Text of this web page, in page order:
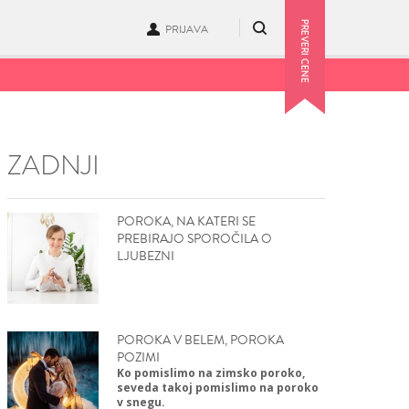
PRIJAVA
ZADNJI
POROKA, NA KATERI SE
PREBIRAJO SPOROČILA O
LJUBEZNI
POROKA V BELEM, POROKA
POZIMI
Ko pomislimo na zimsko poroko,
seveda takoj pomislimo na poroko
v snegu.